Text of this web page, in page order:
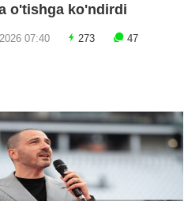
o'tishga ko'ndirdi
07:40 273 47